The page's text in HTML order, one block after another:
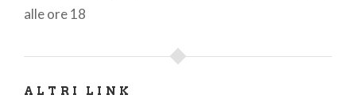
alle ore 18
ALTRI LINK